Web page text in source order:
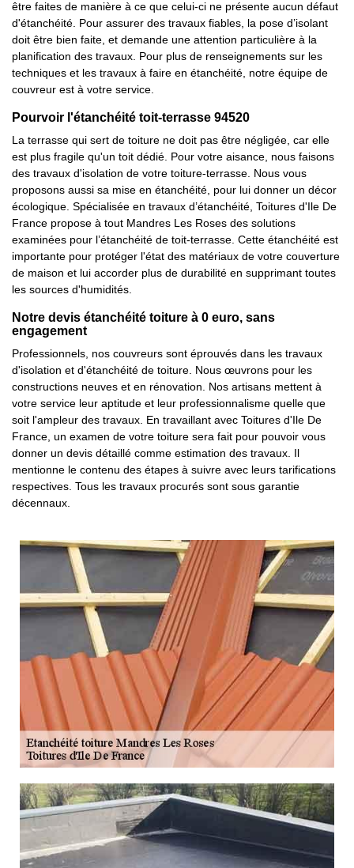
être faites de manière à ce que celui-ci ne présente aucun défaut
d'étanchéité. Pour assurer des travaux fiables, la pose d’isolant
doit être bien faite, et demande une attention particulière à la
planification des travaux. Pour plus de renseignements sur les
techniques et les travaux à faire en étanchéité, notre équipe de
couvreur est à votre service.
Pourvoir l'étanchéité toit-terrasse 94520
La terrasse qui sert de toiture ne doit pas être négligée, car elle
est plus fragile qu'un toit dédié. Pour votre aisance, nous faisons
des travaux d'isolation de votre toiture-terrasse. Nous vous
proposons aussi sa mise en étanchéité, pour lui donner un décor
écologique. Spécialisée en travaux d’étanchéité, Toitures d'Ile De
France propose à tout Mandres Les Roses des solutions
examinées pour l’étanchéité de toit-terrasse. Cette étanchéité est
importante pour protéger l'état des matériaux de votre couverture
de maison et lui accorder plus de durabilité en supprimant toutes
les sources d'humidités.
Notre devis étanchéité toiture à 0 euro, sans
engagement
Professionnels, nos couvreurs sont éprouvés dans les travaux
d'isolation et d'étanchéité de toiture. Nous œuvrons pour les
constructions neuves et en rénovation. Nos artisans mettent à
votre service leur aptitude et leur professionnalisme quelle que
soit l'ampleur des travaux. En travaillant avec Toitures d'Ile De
France, un examen de votre toiture sera fait pour pouvoir vous
donner un devis détaillé comme estimation des travaux. Il
mentionne le contenu des étapes à suivre avec leurs tarifications
respectives. Tous les travaux procurés sont sous garantie
décennaux.